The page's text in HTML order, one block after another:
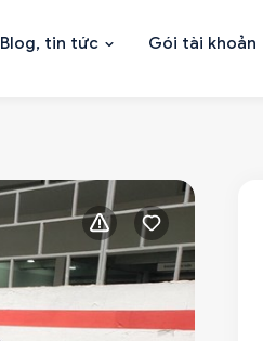
Blog, tin tức Gói tài khoản